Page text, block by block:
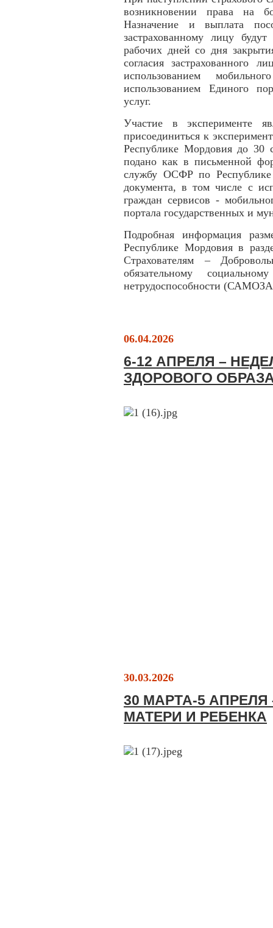
возникновении права на
Назначение и выплата
застрахованному лицу
рабочих дней со дня
согласия застрахованного
использованием
использованием Единого
услуг.
Участие в эксперименте
присоединиться к
Республике Мордовия до 30
подано как в письменной
службу ОСФР по
документа, в том числе с
граждан сервисов -
портала государственных и
Подробная информация
Республике Мордовия в
Страхователям –
обязательному
нетрудоспособности
06.04.2026
6-12 АПРЕЛЯ –
ЗДОРОВОГО
30.03.2026
30 МАРТА-5
МАТЕРИ И РЕБЕНКА